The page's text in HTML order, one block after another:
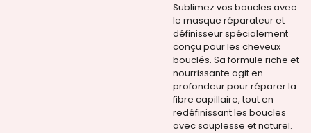
Sublimez vos boucles avec
le masque réparateur et
définisseur spécialement
conçu pour les cheveux
bouclés. Sa formule riche et
nourrissante agit en
profondeur pour réparer la
fibre capillaire, tout en
redéfinissant les boucles
avec souplesse et naturel.